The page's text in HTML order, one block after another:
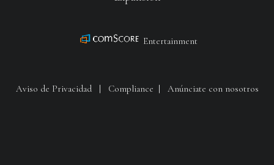
Entertainment
Aviso de Privacidad| Compliance | Anúnciate con nosotros